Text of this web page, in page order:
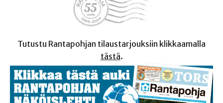
Tutustu Rantapohjan tilaustarjouksiin klikkaamalla
tästä.